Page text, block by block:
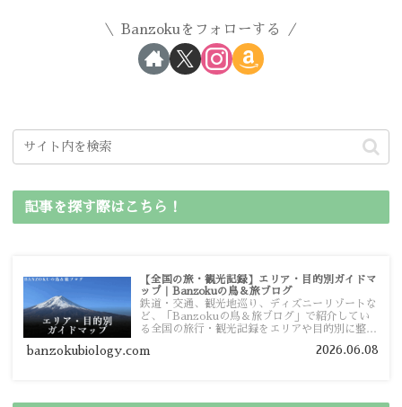
Banzokuをフォローする
記事を探す際はこちら！
【全国の旅・観光記録】エリア・目的別ガイドマ
ップ｜Banzokuの鳥＆旅ブログ
鉄道・交通、観光地巡り、ディズニーリゾートな
ど、「Banzokuの鳥＆旅ブログ」で紹介してい
る全国の旅行・観光記録をエリアや目的別に整理
ガイドマップからスムーズに見つけていただけま
banzokubiology.com 2026.06.08